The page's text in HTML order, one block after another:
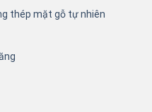
thép mặt gỗ tự nhiên